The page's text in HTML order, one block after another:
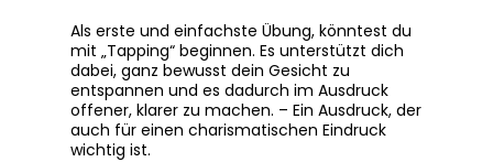
Als erste und einfachste Übung, könntest du
mit „Tapping“ beginnen. Es unterstützt dich
dabei, ganz bewusst dein Gesicht zu
entspannen und es dadurch im Ausdruck
offener, klarer zu machen. – Ein Ausdruck, der
auch für einen charismatischen Eindruck
wichtig ist.